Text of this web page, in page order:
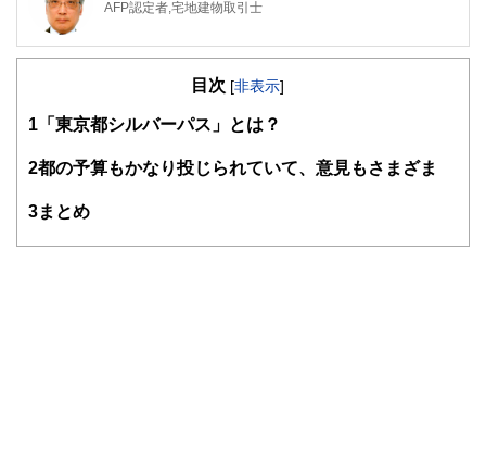
AFP認定者,宅地建物取引士
不動産コンサルティングマスター,再開発プランナー
不動産会社に勤務。2015年早期退職。自身の経験をベース
どのテーマに取り組んでいます。「人生は片道きっぷの旅の
屋巡りの旅が楽しみです。
目次 [非表示]
1 「東京都シルバーパス」とは？
2都の予算もかなり投じられていて、意見もさまざま
3まとめ